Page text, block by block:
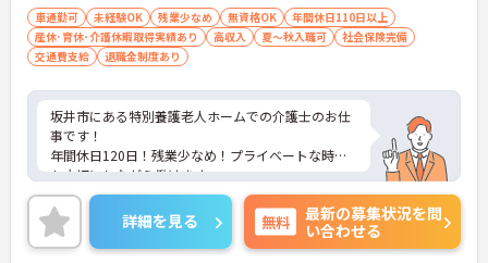
車通勤可 未経験OK 残業少なめ 無資格OK
年間休日110日以上
産休･育休･介護休暇取得実績あり
高収入 夏～秋入職可
社会保険完備
交通費支給
退職金制度あり
坂井市にある特別養護老人ホームでの介護士のお仕
事です！
年間休日120日！残業少なめ！プライベートな時間
も大切にしながら働けます。
資格や経験等により高収入を目指すこともできま
す！
ご興味ある方には、面接のポイントなど、さらに詳
細をお話致しますのでお気軽にご相談ください。
詳細を見る 無料
最新の募集状況を問
い合わせる